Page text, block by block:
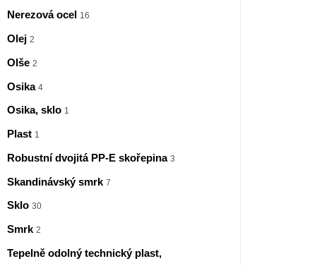
Nerezová ocel 16
Olej 2
Olše 2
Osika 4
Osika, sklo 1
Plast 1
Robustní dvojitá PP-E skořepina 3
Skandinávský smrk 7
Sklo 30
Smrk 2
Tepelně odolný technický plast,